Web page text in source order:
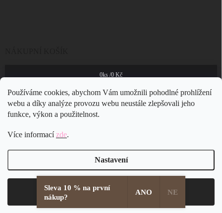
Používáme cookies, abychom Vám umožnili pohodlné prohlížení
webu a díky analýze provozu webu neustále zlepšovali jeho
funkce, výkon a použitelnost.
Více informacízde.
Nastavení
Souhlasím
0ks /0 Kč
Copyright 2026JSB Bijoux s.r.o.
Sleva 10 % na první
nákup?
ANO NE